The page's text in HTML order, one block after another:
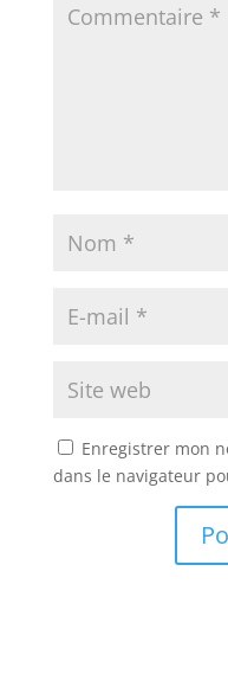
Enregistrer mon
dans le navigateur